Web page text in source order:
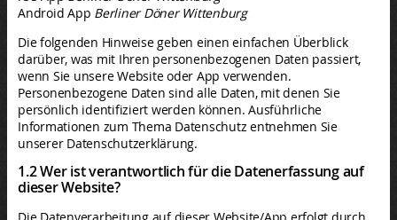
Android App Berliner Döner Wittenburg
Die folgenden Hinweise geben einen einfachen Überblick
darüber, was mit Ihren personenbezogenen Daten passiert,
wenn Sie unsere Website oder App verwenden.
Personenbezogene Daten sind alle Daten, mit denen Sie
persönlich identifiziert werden können. Ausführliche
Informationen zum Thema Datenschutz entnehmen Sie
unserer Datenschutzerklärung.
1.2 Wer ist verantwortlich für die Datenerfassung auf
dieser Website?